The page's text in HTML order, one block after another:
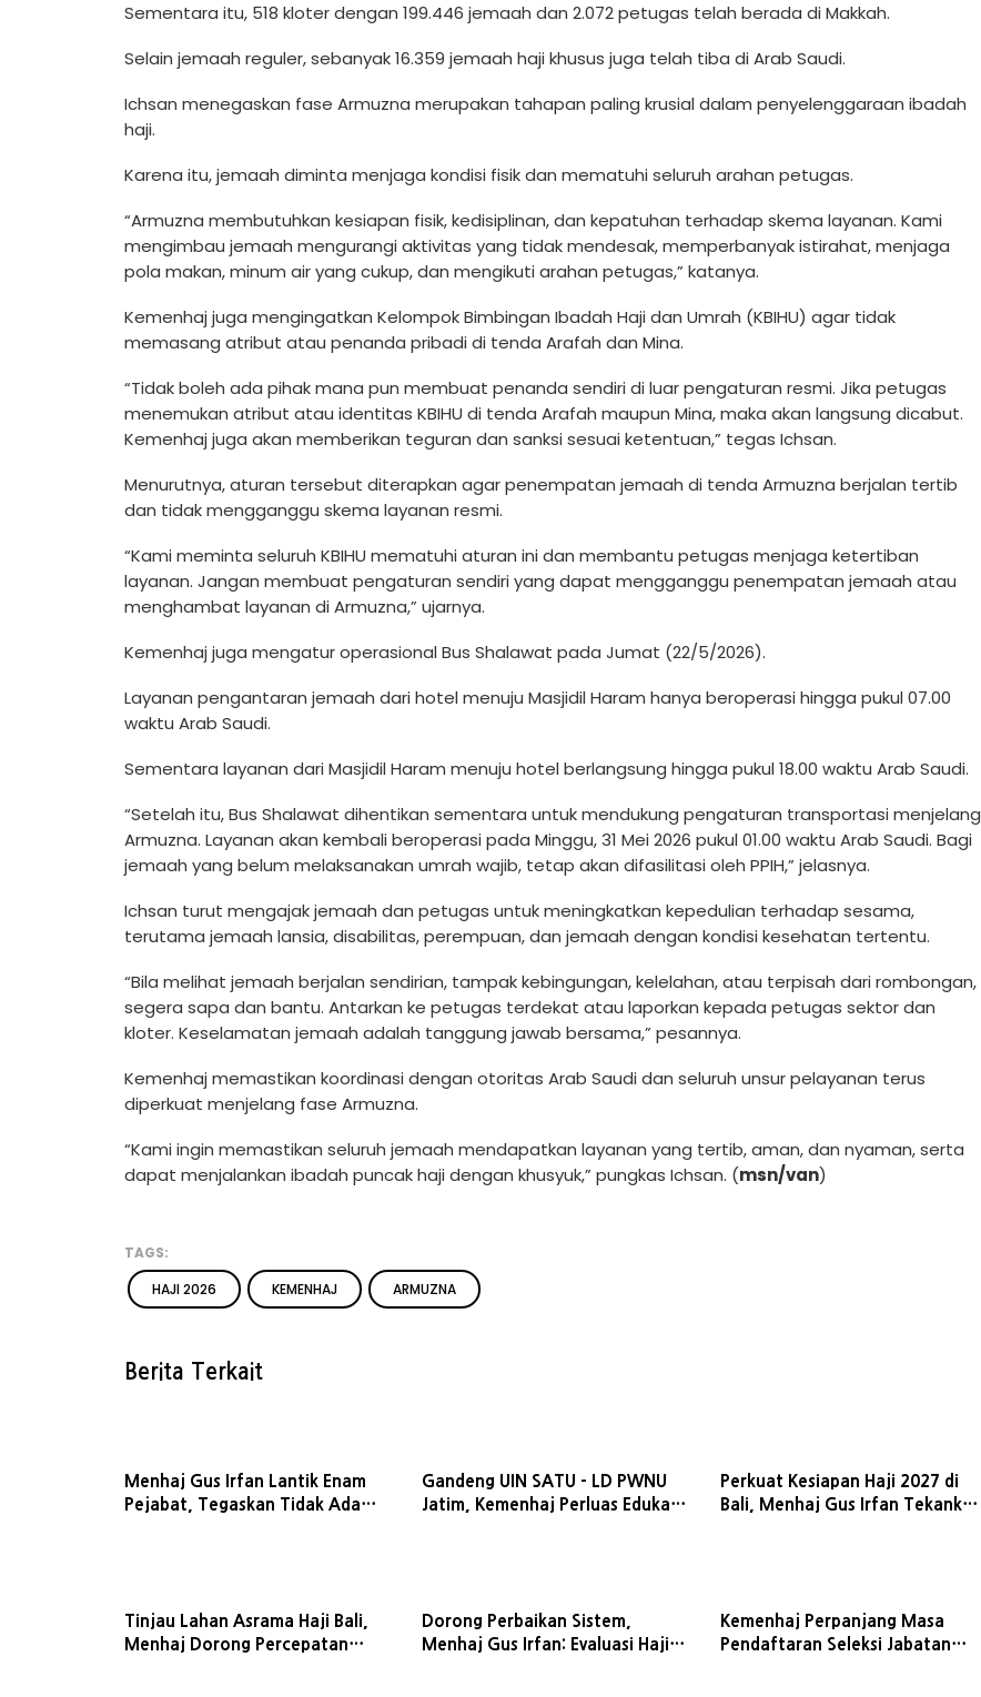
Sementara itu, 518 kloter dengan 199.446 jemaah dan 2.072 petugas telah berada di Makkah.
Selain jemaah reguler, sebanyak 16.359 jemaah haji khusus juga telah tiba di Arab Saudi.
Ichsan menegaskan fase Armuzna merupakan tahapan paling krusial dalam penyelenggaraan ibadah
haji.
Karena itu, jemaah diminta menjaga kondisi fisik dan mematuhi seluruh arahan petugas.
“Armuzna membutuhkan kesiapan fisik, kedisiplinan, dan kepatuhan terhadap skema layanan. Kami
mengimbau jemaah mengurangi aktivitas yang tidak mendesak, memperbanyak istirahat, menjaga
pola makan, minum air yang cukup, dan mengikuti arahan petugas,” katanya.
Kemenhaj juga mengingatkan Kelompok Bimbingan Ibadah Haji dan Umrah (KBIHU) agar tidak
memasang atribut atau penanda pribadi di tenda Arafah dan Mina.
“Tidak boleh ada pihak mana pun membuat penanda sendiri di luar pengaturan resmi. Jika petugas
menemukan atribut atau identitas KBIHU di tenda Arafah maupun Mina, maka akan langsung dicabut.
Kemenhaj juga akan memberikan teguran dan sanksi sesuai ketentuan,” tegas Ichsan.
Menurutnya, aturan tersebut diterapkan agar penempatan jemaah di tenda Armuzna berjalan tertib
dan tidak mengganggu skema layanan resmi.
“Kami meminta seluruh KBIHU mematuhi aturan ini dan membantu petugas menjaga ketertiban
layanan. Jangan membuat pengaturan sendiri yang dapat mengganggu penempatan jemaah atau
menghambat layanan di Armuzna,” ujarnya.
Kemenhaj juga mengatur operasional Bus Shalawat pada Jumat (22/5/2026).
Layanan pengantaran jemaah dari hotel menuju Masjidil Haram hanya beroperasi hingga pukul 07.00
waktu Arab Saudi.
Sementara layanan dari Masjidil Haram menuju hotel berlangsung hingga pukul 18.00 waktu Arab Saudi.
“Setelah itu, Bus Shalawat dihentikan sementara untuk mendukung pengaturan transportasi menjelang
Armuzna. Layanan akan kembali beroperasi pada Minggu, 31 Mei 2026 pukul 01.00 waktu Arab Saudi. Bagi
jemaah yang belum melaksanakan umrah wajib, tetap akan difasilitasi oleh PPIH,” jelasnya.
Ichsan turut mengajak jemaah dan petugas untuk meningkatkan kepedulian terhadap sesama,
terutama jemaah lansia, disabilitas, perempuan, dan jemaah dengan kondisi kesehatan tertentu.
“Bila melihat jemaah berjalan sendirian, tampak kebingungan, kelelahan, atau terpisah dari rombongan,
segera sapa dan bantu. Antarkan ke petugas terdekat atau laporkan kepada petugas sektor dan
kloter. Keselamatan jemaah adalah tanggung jawab bersama,” pesannya.
Kemenhaj memastikan koordinasi dengan otoritas Arab Saudi dan seluruh unsur pelayanan terus
diperkuat menjelang fase Armuzna.
“Kami ingin memastikan seluruh jemaah mendapatkan layanan yang tertib, aman, dan nyaman, serta
dapat menjalankan ibadah puncak haji dengan khusyuk,” pungkas Ichsan. (msn/van)
TAGS:
HAJI 2026
KEMENHAJ ARMUZNA
Berita Terkait
Menhaj Gus Irfan Lantik Enam
Pejabat, Tegaskan Tidak Ada
Gandeng UIN SATU - LD PWNU
Jatim, Kemenhaj Perluas Edukasi
Perkuat Kesiapan Haji 2027 di
Bali, Menhaj Gus Irfan Tekankan
Tinjau Lahan Asrama Haji Bali,
Menhaj Dorong Percepatan
Dorong Perbaikan Sistem,
Menhaj Gus Irfan: Evaluasi Haji
Kemenhaj Perpanjang Masa
Pendaftaran Seleksi Jabatan